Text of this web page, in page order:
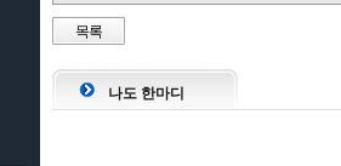
목록
나도 한마디